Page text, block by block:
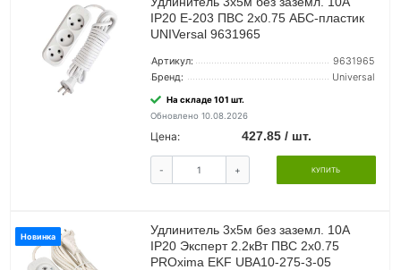
IP20 Е-203 ПВС 2х0.75 АБС-пластик
UNIVersal 9631965
Артикул:
9631965
Бренд:
Universal
На складе 101 шт.
Обновлено 10.08.2026
Цена: 427.85 / шт.
- + КУПИТЬ
Новинка
Удлинитель 3х5м без заземл. 10А
IP20 Эксперт 2.2кВт ПВС 2х0.75
PROxima EKF UBA10-275-3-05